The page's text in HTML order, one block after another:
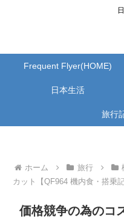
Frequent Flyer(HOME)
日本生活
旅行
ホーム 旅行
カット【QF964 機内食・搭乗
価格競争の為のコ